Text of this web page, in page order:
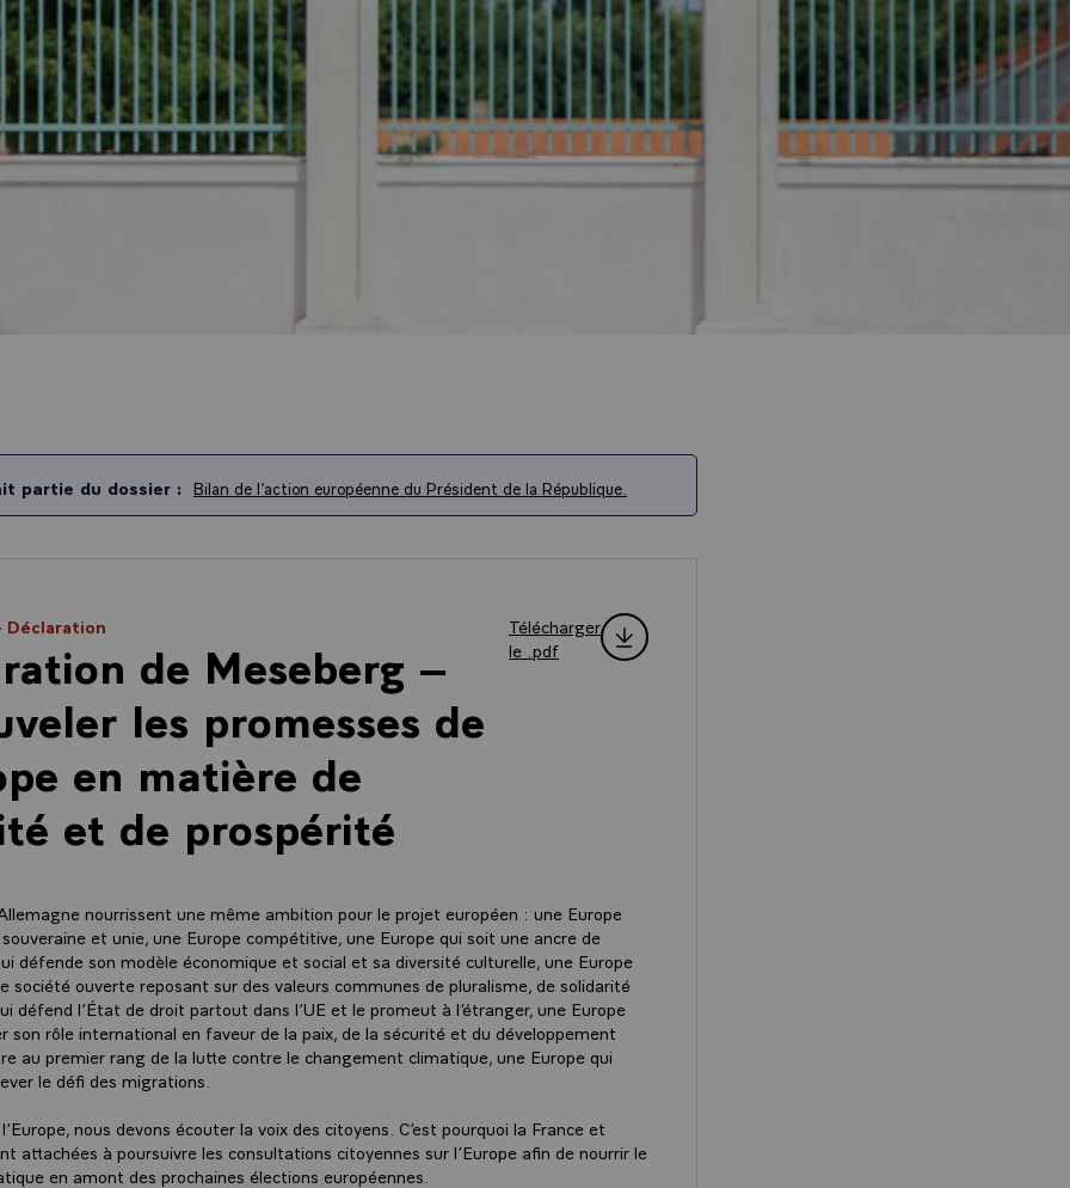
partie du dossier : Bilan de l’action européenne du Président de la République.
Déclaration
de Meseberg –
les promesses de
en matière de
et de prospérité
Télécharger
le .pdf
nourrissent une même ambition pour le projet européen : une Europe
et unie, une Europe compétitive, une Europe qui soit une ancre de
défende son modèle économique et social et sa diversité culturelle, une Europe
société ouverte reposant sur des valeurs communes de pluralisme, de solidarité
défend l’État de droit partout dans l’UE et le promeut à l’étranger, une Europe
son rôle international en faveur de la paix, de la sécurité et du développement
au premier rang de la lutte contre le changement climatique, une Europe qui
le défi des migrations.
nous devons écouter la voix des citoyens. C’est pourquoi la France et
attachées à poursuivre les consultations citoyennes sur l’Europe afin de nourrir le
en amont des prochaines élections européennes.